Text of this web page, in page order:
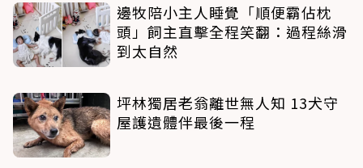
邊牧陪小主人睡覺「順便霸佔枕
頭」飼主直擊全程笑翻：過程絲滑
到太自然
坪林獨居老翁離世無人知 13犬守
屋護遺體伴最後一程